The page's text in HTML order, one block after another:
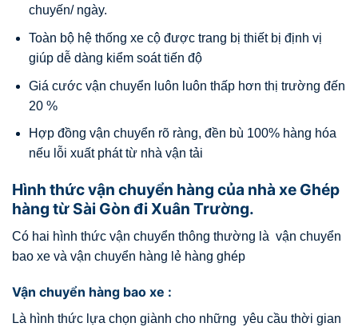
chuyến/ ngày.
Toàn bộ hệ thống xe cộ được trang bị thiết bị định vị
giúp dễ dàng kiểm soát tiến độ
Giá cước vận chuyển luôn luôn thấp hơn thị trường đến
20 %
Hợp đồng vận chuyển rõ ràng, đền bù 100% hàng hóa
nếu lỗi xuất phát từ nhà vận tải
Hình thức vận chuyển hàng của nhà xe Ghép
hàng từ Sài Gòn đi Xuân Trường.
Có hai hình thức vận chuyển thông thường là vận chuyển
bao xe và vận chuyển hàng lẻ hàng ghép
Vận chuyển hàng bao xe :
Là hình thức lựa chọn giành cho những yêu cầu thời gian